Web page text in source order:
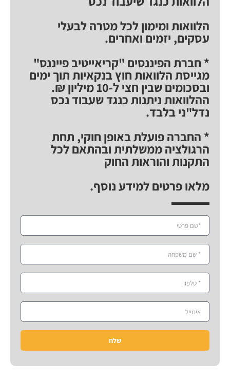
הלוואות ומימון לכל מטרה לבעלי
עסקים, יזמים ואחרים.
* חברת הפיננסים "קריאייטיב פייננס"
מגייסת הלוואות חוץ בנקאיות תוך ימים
ובסכומים שבין חצי ל-10 מיליון ₪.
ההלוואות ניתנות כנגד שעבוד נכס
נדל"ני בלבד.
* החברה פועלת באופן חוקי, תחת
הרגולציה ממשלתית ובהתאם לכל
התקנות והוראות החוק
מלאו פרטים למידע נוסף.
שלח